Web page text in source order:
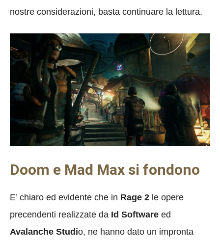
nostre considerazioni, basta continuare la lettura.
Doom e Mad Max si fondono
E’ chiaro ed evidente che in Rage 2 le opere
precendenti realizzate da Id Software ed
Avalanche Studio, ne hanno dato un impronta